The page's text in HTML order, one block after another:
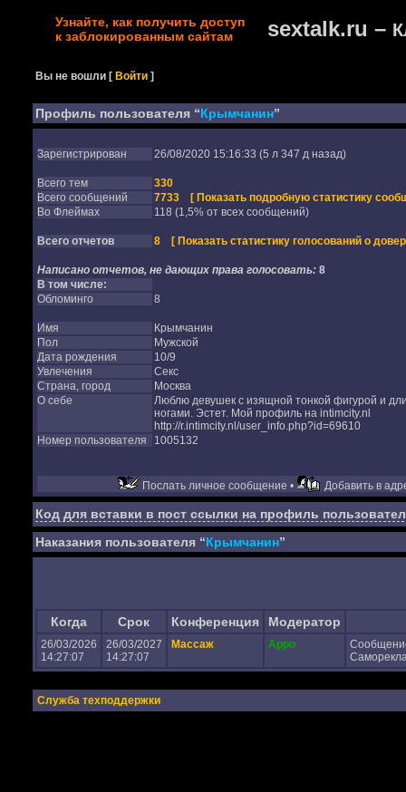
Узнайте, как получить доступ
к заблокированным сайтам
sextalk.ru –
Вы не вошли [Войти ]
Профиль пользователя “Крымчанин”
Зарегистрирован 26/08/2020 15:16:33 (5 л 347 д назад)
Всего тем
330
Всего сообщений
7733
[ Показать подробную статистику
Во Флеймах
118 (1,5% от всех сообщений)
Всего отчетов 8 [ Показать статистику голосований о
Написано отчетов, не дающих права голосовать: 8
В том числе:
Обломинго
8
Имя
Крымчанин
Пол
Мужской
Дата рождения
10/9
Увлечения
Секс
Страна, город
Москва
О себе
Люблю девушек с изящной тонкой фигурой и
ногами. Эстет. Мой профиль на intimcity.nl
http://r.intimcity.nl/user_info.php?id=69610
Номер пользователя
1005132
Послать личное сообщение • Добавить в
Код для вставки в пост ссылки на профиль
Наказания пользователя “Крымчанин”
Когда Срок Конференция Модератор
26/03/2026
14:27:07
26/03/2027
14:27:07
Массаж Appo
Служба техподдержки